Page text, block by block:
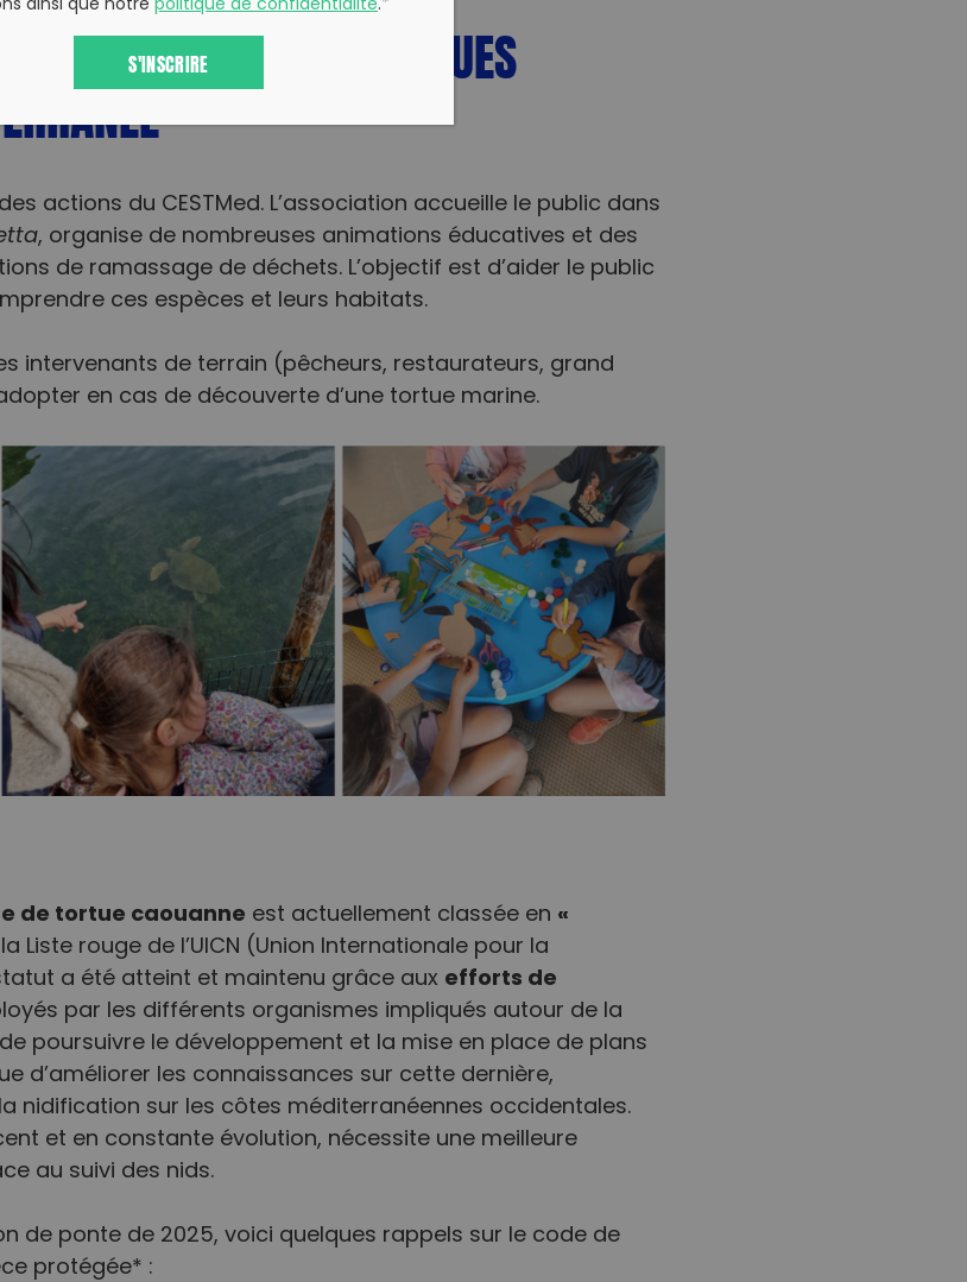
PROTECTION DES TORTUES
actions du CESTMed. L’association accueille le public dans
, organise de nombreuses animations éducatives et des
de ramassage de déchets. L’objectif est d’aider le public
ces espèces et leurs habitats.
intervenants de terrain (pêcheurs, restaurateurs, grand
en cas de découverte d’une tortue marine.
de tortue caouanne est actuellement classée en «
Liste rouge de l’UICN (Union Internationale pour la
a été atteint et maintenu grâce aux efforts de
par les différents organismes impliqués autour de la
poursuivre le développement et la mise en place de plans
d’améliorer les connaissances sur cette dernière,
nidification sur les côtes méditerranéennes occidentales.
et en constante évolution, nécessite une meilleure
au suivi des nids.
de ponte de 2025, voici quelques rappels sur le code de
protégée* :
ainsi que notre politique de confidentialité.*
S'INSCRIRE